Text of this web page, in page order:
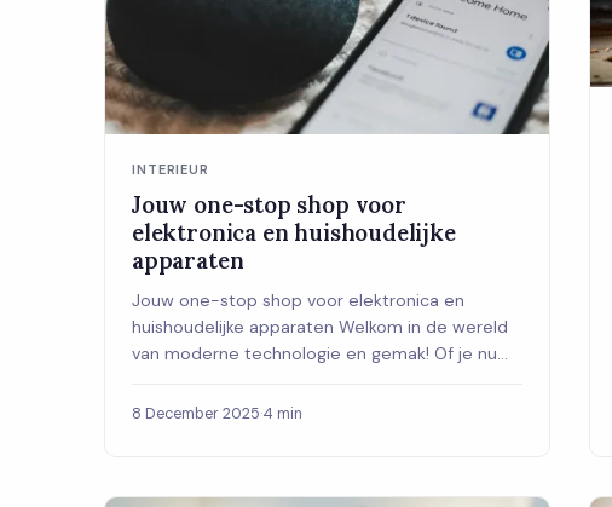
INTERIEUR
Jouw one-stop shop voor
elektronica en huishoudelijke
apparaten
Jouw one-stop shop voor elektronica en
huishoudelijke apparaten Welkom in de wereld
van moderne technologie en gemak! Of je nu
8 December 2025·4 min